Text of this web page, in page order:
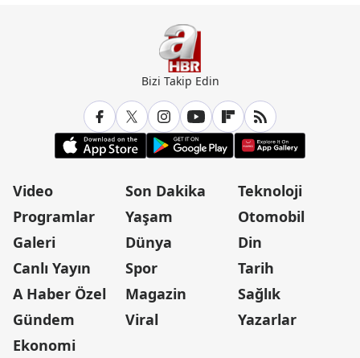
Bizi Takip Edin
Video
Programlar
Galeri
Canlı Yayın
A Haber Özel
Gündem
Ekonomi
Son Dakika
Yaşam
Dünya
Spor
Magazin
Viral
Teknoloji
Otomobil
Din
Tarih
Sağlık
Yazarlar